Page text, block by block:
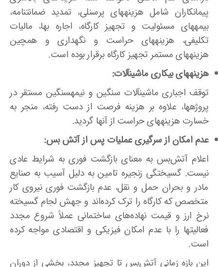
پیمانکاران شامل هزینه‎های پرسنلی، تمدید ضمانتنامه،
بیمه‎های مسئولیت و تجهیز کارگاه، اجاره بها، مالیات
تکلیفی، هزینه‎های حراست و نگهداری و همچین
هزینه‎های مستمر تجهیز کارگاه برقرار بوده است.
هزینههای بیکاری ماشینآلات:
توقف اجباری ماشین‎آلات سنگین و نیمه‎سنگین مستقر در
پروژه‎ها، علاوه بر هزینه فرصت از دست رفته، منجر به
خسارت هزینه‎های حراست از آنها گردید.
عدم امکان از سرگیری عملیات پس از آتش بس:
اعلام آتش‌بس به معنای بازگشت فوری به شرایط عادی
نیست. گسیختگی زنجیره تامین به دلیل آسیب به صنایع
مادر و بحران حمل و نقل، عدم بازگشت فوری نیروی کار
متخصص که کارگاه را ترک کرده‌اند و جهش لجام گسیخته
نرخ ارز و قیمت نهاده‌های ساختمانی عملاً شروع مجدد
فعالیتها را با عدم امکان فیزیکی و اقتصادی مواجه کرده
است.
این بازه زمانی آتش‌بس تا تجهیز مجدد، بخشی از دوران